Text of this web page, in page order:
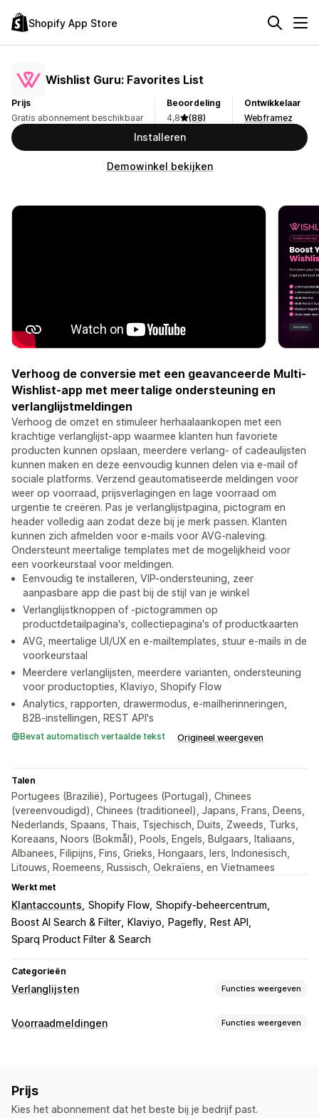
Shopify App Store
Wishlist Guru: Favorites List
Prijs
Gratis abonnement beschikbaar
Beoordeling
4,8
(88)
Ontwikkelaar
Webframez
Installeren
Demowinkel bekijken
Verhoog de conversie met een geavanceerde Multi-
Wishlist-app met meertalige ondersteuning en
verlanglijstmeldingen
Verhoog de omzet en stimuleer herhaalaankopen met een
krachtige verlanglijst-app waarmee klanten hun favoriete
producten kunnen opslaan, meerdere verlang- of cadeaulijsten
kunnen maken en deze eenvoudig kunnen delen via e-mail of
sociale platforms. Verzend geautomatiseerde meldingen voor
weer op voorraad, prijsverlagingen en lage voorraad om
urgentie te creëren. Pas je verlanglijstpagina, pictogram en
header volledig aan zodat deze bij je merk passen. Klanten
kunnen zich afmelden voor e-mails voor AVG-naleving.
Ondersteunt meertalige templates met de mogelijkheid voor
een voorkeurstaal voor meldingen.
Eenvoudig te installeren, VIP-ondersteuning, zeer
aanpasbare app die past bij de stijl van je winkel
Verlanglijstknoppen of -pictogrammen op
productdetailpagina's, collectiepagina's of productkaarten
AVG, meertalige UI/UX en e-mailtemplates, stuur e-mails in de
voorkeurstaal
Meerdere verlanglijsten, meerdere varianten, ondersteuning
voor productopties, Klaviyo, Shopify Flow
Analytics, rapporten, drawermodus, e-mailherinneringen,
B2B-instellingen, REST API's
Bevat automatisch vertaalde tekst Origineel weergeven
Talen
Portugees (Brazilië), Portugees (Portugal), Chinees
(vereenvoudigd), Chinees (traditioneel), Japans, Frans, Deens,
Nederlands, Spaans, Thais, Tsjechisch, Duits, Zweeds, Turks,
Koreaans, Noors (Bokmål), Pools, Engels, Bulgaars, Italiaans,
Albanees, Filipijns, Fins, Grieks, Hongaars, Iers, Indonesisch,
Litouws, Roemeens, Russisch, Oekraïens, en Vietnamees
Werkt met
Klantaccounts Shopify Flow Shopify-beheercentrum
Boost AI Search & Filter
Klaviyo Pagefly
Rest API
Sparq Product Filter & Search
Categorieën
Verlanglijsten Functies weergeven
Lijsttypen
Lijstbeheer
Voorraadmeldingen Functies weergeven
Lage voorraad
Webpushmeldingen E-mail Niet op voorraad Prijsdaling
Prijs
Kies het abonnement dat het beste bij je bedrijf past.